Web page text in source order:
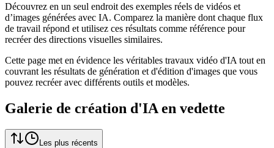
Découvrez en un seul endroit des exemples réels de vidéos et
d’images générées avec IA. Comparez la manière dont chaque flux
de travail répond et utilisez ces résultats comme référence pour
recréer des directions visuelles similaires.
Cette page met en évidence les véritables travaux vidéo d'IA tout en
couvrant les résultats de génération et d'édition d'images que vous
pouvez recréer avec différents outils et modèles.
Galerie de création d'IA en vedette
Les plus récents